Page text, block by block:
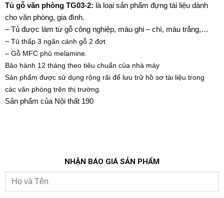
Tủ gỗ văn phòngTG03-2: là loại sản phẩm đựng tài liệu dành
cho văn phòng, gia đình.
– Tủ được làm từ gỗ công nghiệp, màu ghi – chì, màu trắng,…
–Tủ thấp 3 ngăn cánh gỗ 2 đợt
– Gỗ MFC phủ melamine.
Bảo hành 12 tháng theo tiêu chuẩn của nhà máy
Sản phẩm được sử dụng rộng rãi để lưu trữ hồ sơ tài liệu trong
các văn phòng trên thị trường.
Sản phẩm của Nội thất 190
NHẬN BÁO GIÁ SẢN PHẨM